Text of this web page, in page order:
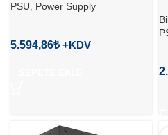
PSU
Power Supply
5.594,86₺